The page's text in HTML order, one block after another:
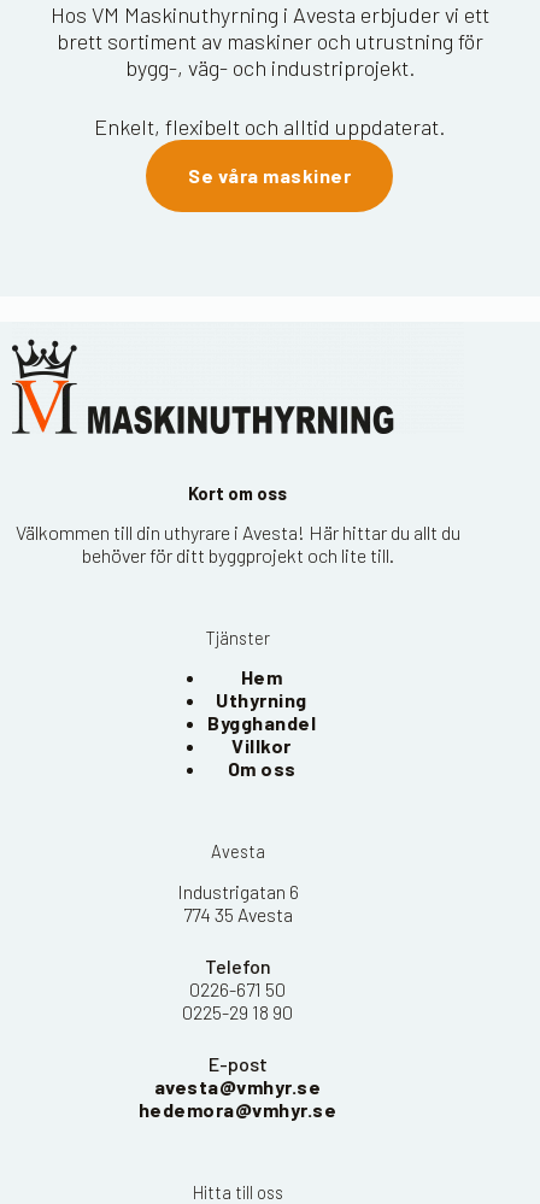
Hos VM Maskinuthyrning i Avesta erbjuder vi ett
brett sortiment av maskiner och utrustning för
bygg-, väg- och industriprojekt.
Enkelt, flexibelt och alltid uppdaterat.
Se våra maskiner
Kort om oss
Välkommen till din uthyrare i Avesta! Här hittar du allt du
behöver för ditt byggprojekt och lite till.
Tjänster
Hem
Uthyrning
Bygghandel
Villkor
Om oss
Avesta
Industrigatan 6
774 35 Avesta
Telefon
0226-671 50
0225-29 18 90
E-post
avesta@vmhyr.se
hedemora@vmhyr.se
Hitta till oss